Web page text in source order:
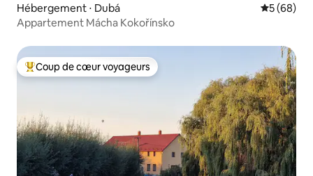
Hébergement ⋅ Dubá
5 (68)
Appartement Mácha Kokořínsko
Coups de cœur voyageurs les plus appréciés
Coup de cœur voyageurs